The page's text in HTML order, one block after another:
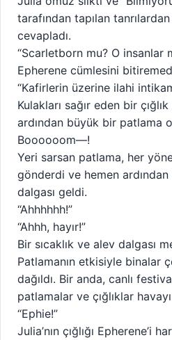
tarafından tapılan
cevapladı.
“Scarletborn mu? O insanlar
Epherene cümlesini
“Kafirlerin üzerine ilahi
Kulakları sağır eden bir
ardından büyük bir patlama
Boooooom—!
Yeri sarsan patlama, her
gönderdi ve hemen
dalgası geldi.
“Ahhhhhh!”
“Ahhh, hayır!”
Bir sıcaklık ve alev dalgası
Patlamanın etkisiyle binalar
dağıldı. Bir anda, canlı
patlamalar ve çığlıklar
“Ephie!”
Julia’nın çığlığı Epherene’i